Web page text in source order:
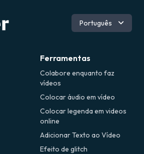
Inglês
Espanhol
Português
Ferramentas
Colabore enquanto faz
vídeos
Colocar áudio em vídeo
Colocar legenda em videos
online
Adicionar Texto ao Vídeo
Efeito de glitch